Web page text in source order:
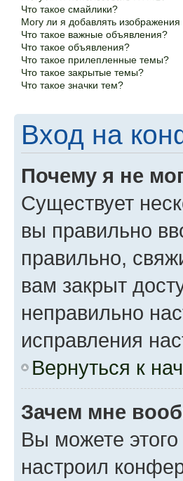
Что такое смайлики?
Могу ли я добавлять
Что такое важные объявления?
Что такое объявления?
Что такое прилепленные темы?
Что такое закрытые темы?
Что такое значки тем?
Вход на
Почему я не
Существует
вы правильно
правильно,
вам закрыт
неправильно
исправления
Вернуться к
Зачем мне
Вы можете этого
настроил